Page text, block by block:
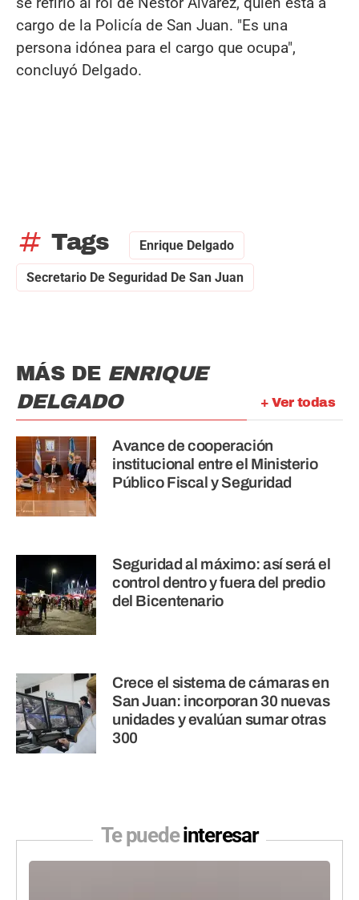
cargo de la Policía de San Juan. "Es una
persona idónea para el cargo que ocupa",
concluyó Delgado.
tag Tags Enrique Delgado
Secretario De Seguridad De San Juan
+ Ver todas
MÁS DE ENRIQUE
DELGADO
Avance de cooperación
institucional entre el Ministerio
Público Fiscal y Seguridad
Seguridad al máximo: así será el
control dentro y fuera del predio
del Bicentenario
Crece el sistema de cámaras en
San Juan: incorporan 30 nuevas
unidades y evalúan sumar otras
300
Te puedeinteresar